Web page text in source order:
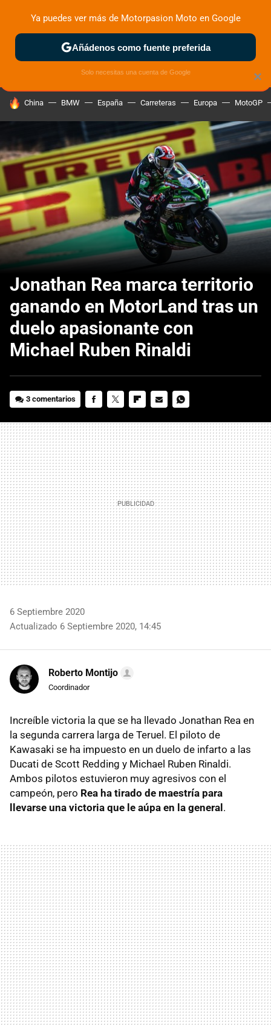
ZONA DE PRUEBAS DEPORTIVAS MOTOS ELÉCTRICAS
HOY SE HABLA DE
China BMW España Carreteras Europa MotoGP
Jonathan Rea marca territorio
ganando en MotorLand tras un
duelo apasionante con
Michael Ruben Rinaldi
3 comentarios
MAIL
6 Septiembre 2020
Actualizado 6 Septiembre 2020, 14:45
Roberto Montijo
Coordinador
Increíble victoria la que se ha llevado Jonathan Rea en
la segunda carrera larga de Teruel. El piloto de
Kawasaki se ha impuesto en un duelo de infarto a las
Ducati de Scott Redding y Michael Ruben Rinaldi.
Ambos pilotos estuvieron muy agresivos con el
campeón, pero Rea ha tirado de maestría para
llevarse una victoria que le aúpa en la general.
×
Ya puedes ver más de Motorpasion Moto en Google
Añádenos como fuente preferida
Solo necesitas una cuenta de Google